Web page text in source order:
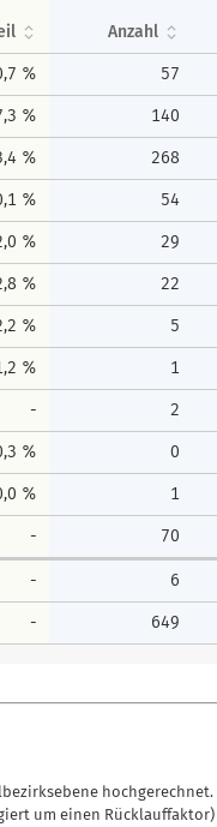
Anzahl
% 57
% 140
% 268
% 54
% 29
% 22
% 5
% 1
- 2
% 0
% 1
- 70
- 6
- 649
um einen